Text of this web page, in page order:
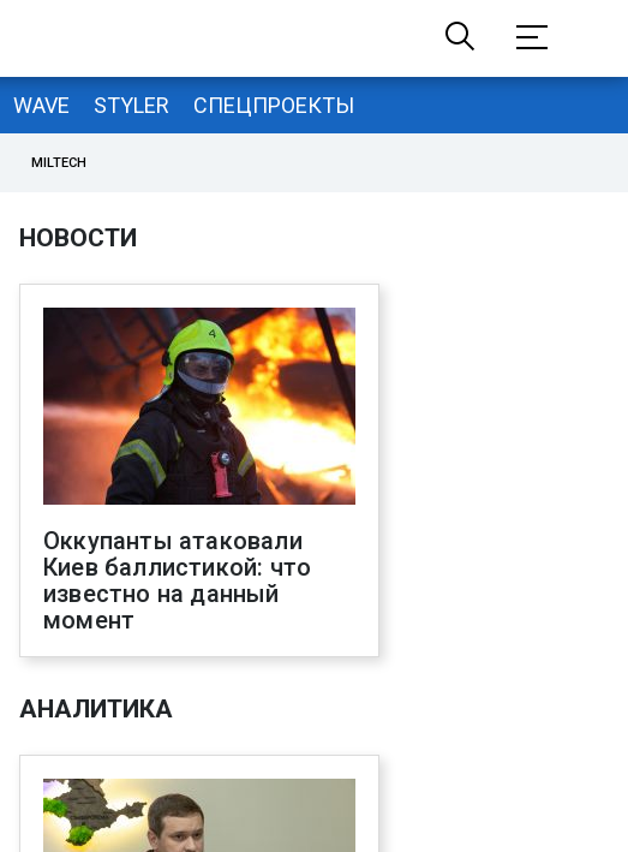
WAVE STYLER СПЕЦПРОЕКТЫ
MILTECH
НОВОСТИ
Оккупанты атаковали
Киев баллистикой: что
известно на данный
момент
АНАЛИТИКА